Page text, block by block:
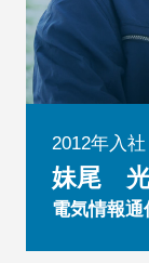
2012年入社
妹尾
電気情報